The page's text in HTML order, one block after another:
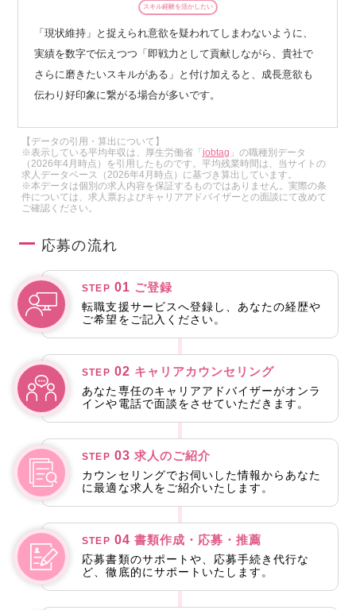
スキル経験を活かしたい
「現状維持」と捉えられ意欲を疑われてしまわないように、
実績を数字で伝えつつ「即戦力として貢献しながら、貴社で
さらに磨きたいスキルがある」と付け加えると、成長意欲も
伝わり好印象に繋がる場合が多いです。
【データの引用・算出について】
※表示している平均年収は、厚生労働省「jobtag 」の職種別データ
（2026年4月時点）を引用したものです。平均残業時間は、当サイトの
求人データベース（2026年4月時点）に基づき算出しています。
※本データは個別の求人内容を保証するものではありません。実際の条
件については、求人票およびキャリアアドバイザーとの面談にて改めて
ご確認ください。
応募の流れ
STEP 01 ご登録
転職支援サービスへ登録し、あなたの経歴や
ご希望をご記入ください。
STEP 02 キャリアカウンセリング
あなた専任のキャリアアドバイザーがオンラ
インや電話で面談をさせていただきます。
STEP 03 求人のご紹介
カウンセリングでお伺いした情報からあなた
に最適な求人をご紹介いたします。
STEP 04 書類作成・応募・推薦
応募書類のサポートや、応募手続き代行な
ど、徹底的にサポートいたします。